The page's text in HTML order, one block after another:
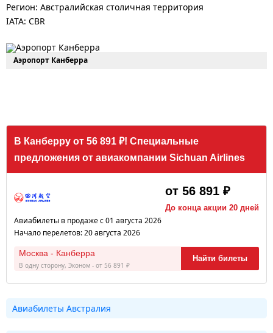
Регион: Австралийская столичная территория
IATA: CBR
Аэропорт Канберра
В Канберру от 56 891 ₽! Специальные
предложения от авиакомпании Sichuan Airlines
от 56 891 ₽
До конца акции 20 дней
Авиабилеты в продаже с 01 августа 2026
Начало перелетов: 20 августа 2026
Москва - Канберра
В одну сторону, Эконом - от 56 891 ₽
Найти билеты
Авиабилеты Австралия